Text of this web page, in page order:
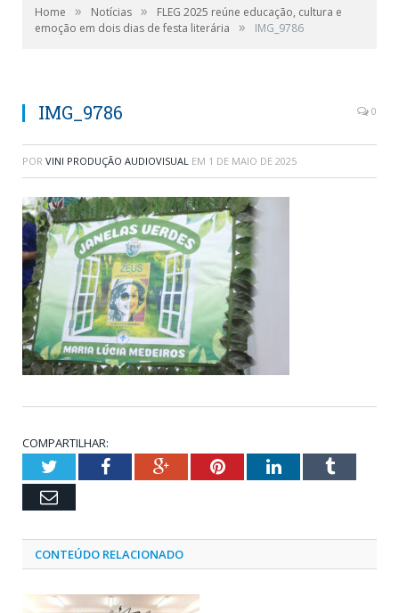
Home » Notícias »
FLEG 2025 reúne educação, cultura e
emoção em dois dias de festa literária
» IMG_9786
IMG_9786 0
POR VINI PRODUÇÃO AUDIOVISUAL EM 1 DE MAIO DE 2025
COMPARTILHAR:
TwitterFacebookGoogle+PinterestLinkedInTumblr
Email
CONTEÚDO RELACIONADO